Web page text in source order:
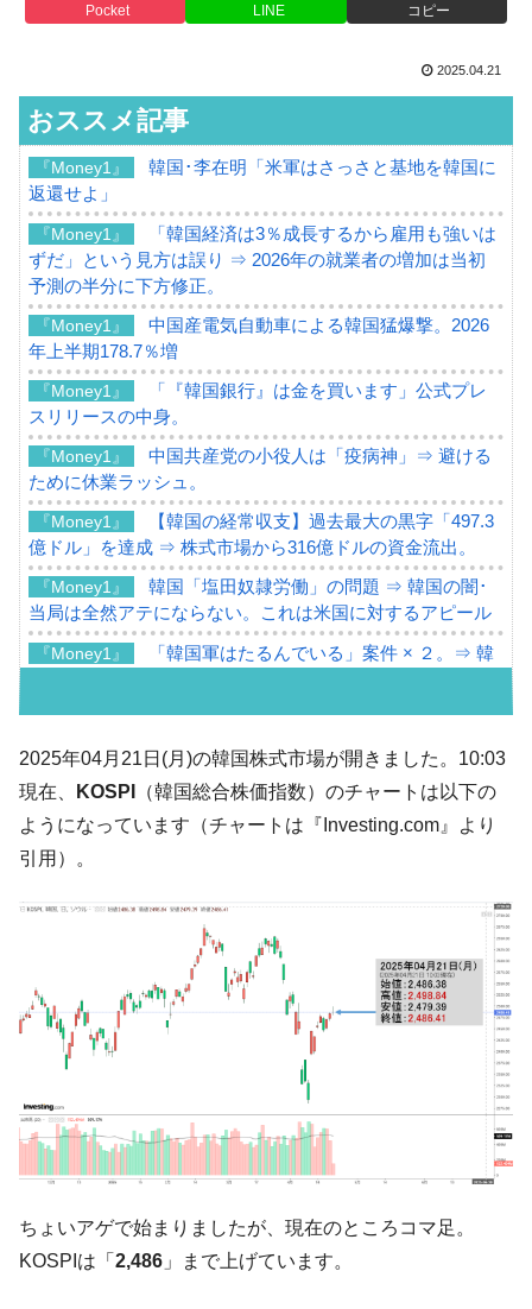
Pocket LINE コピー
2025.04.21
おススメ記事
『Money1』
韓国･李在明「米軍はさっさと基地を韓国に
返還せよ」
『Money1』
「韓国経済は3％成長するから雇用も強いは
ずだ」という見方は誤り ⇒ 2026年の就業者の増加は当初
予測の半分に下方修正。
『Money1』
中国産電気自動車による韓国猛爆撃。2026
年上半期178.7％増
『Money1』
「『韓国銀行』は金を買います」公式プレ
スリリースの中身。
『Money1』
中国共産党の小役人は「疫病神」⇒ 避ける
ために休業ラッシュ。
『Money1』
【韓国の経常収支】過去最大の黒字「497.3
億ドル」を達成 ⇒ 株式市場から316億ドルの資金流出。
『Money1』
韓国「塩田奴隷労働」の問題 ⇒ 韓国の闇･
当局は全然アテにならない。これは米国に対するアピール
『Money1』
「韓国軍はたるんでいる」案件 × ２。⇒ 韓
『Money1』
韓国メディアが「韓国政府と李在明が吊る
される可能性もあるのでは」とほのめかす。
『Money1』
韓国07月･物価指数「2.8％」に低下 ⇒ 実は
『Money1』
発令。李在明「猛暑・干ばつ対処状況点検会議」
『Money1』
【日本市場再挑戦中】韓国『現代自動車』
07月販売台数は去年のほぼ半分「71台」しか売れなかっ
た。『起亜』は9台だけ
『Money1』
韓国「信用赦免を何回やっても、何回やっ
ても」⇒ 257万人赦免したのに60万人がまた延滞者に転
落！
韓国K9専用砲弾･装薬自動供給装甲車両･珍
兵器「K10」が改良に乗り出す。
韓国「2026年07月の輸出入」絶好調。半導
体だけで410億ドル、輸出全体の41％もある
『Money1』
韓国･李在明「青年層の雇用状況が悪い。せ
や、若者に起業させよう」⇒ どんな雇用対策だソレ。
2025年04月21日(月)の韓国株式市場が開きました。10:03
現在、
KOSPI
（韓国総合株価指数）のチャートは以下の
ようになっています（チャートは『Investing.com』より
引用）。
ちょいアゲで始まりましたが、現在のところコマ足。
KOSPIは「 2,486 」まで上げています。